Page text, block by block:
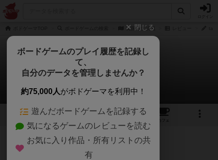
英国本土決戦
英国本土決戦
tamioさんのレビュー
3 2
カフェ
150名 3名 0 約2ヶ月前
閉じる
ボードゲームのプレイ履歴を記録し
て、
自分のデータを管理しませんか？
約75,000人がボドゲーマを利用中！
遊んだボードゲームを記録する
気になるゲームのレビューを読む
お気に入り作品・所有リストの共
有